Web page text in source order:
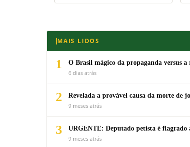
MAIS LIDOS
1
O Brasil mágico da propaganda versus
6 dias atrás
2
Revelada a provável causa da morte de
9 meses atrás
3
URGENTE: Deputado petista é
9 meses atrás